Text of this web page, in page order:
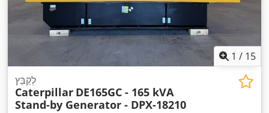
1 / 15
לְקַבֵּץ
Caterpillar DE165GC - 165 kVA
Stand-by Generator - DPX-18210